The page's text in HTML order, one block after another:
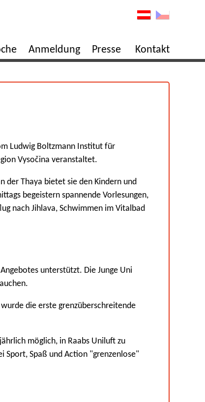
Anmeldung Presse Kontakt
Ludwig Boltzmann Institut für
Vysočina veranstaltet.
der Thaya bietet sie den Kindern und
begeistern spannende Vorlesungen,
nach Jihlava, Schwimmen im Vitalbad
unterstützt. Die Junge Uni
die erste grenzüberschreitende
möglich, in Raabs Uniluft zu
Sport, Spaß und Action "grenzenlose"